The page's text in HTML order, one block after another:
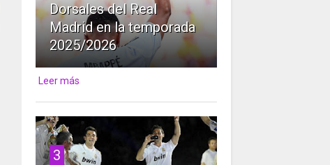
Dorsales del Real
Madrid en la temporada
2025/2026
Leer más
3